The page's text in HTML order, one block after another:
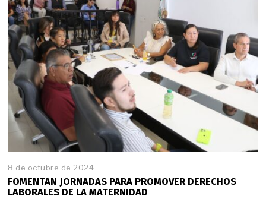
8 de octubre de 2024
FOMENTAN JORNADAS PARA PROMOVER DERECHOS
LABORALES DE LA MATERNIDAD